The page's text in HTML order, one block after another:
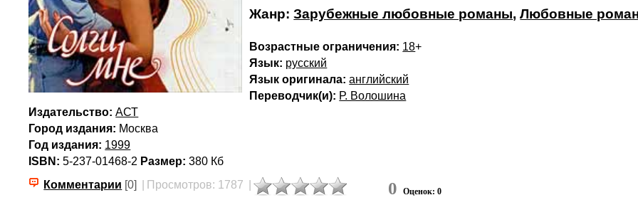
Жанр:Зарубежные любовные романы,Любовные
Возрастные ограничения: 18+
Язык: русский
Язык оригинала: английский
Переводчик(и): Р. Волошина
Издательство: АСТ
Город издания: Москва
Год издания: 1999
ISBN: 5-237-01468-2 Размер: 380 Кб
Комментарии [0] Просмотров: 1787 0 Оценок: 0